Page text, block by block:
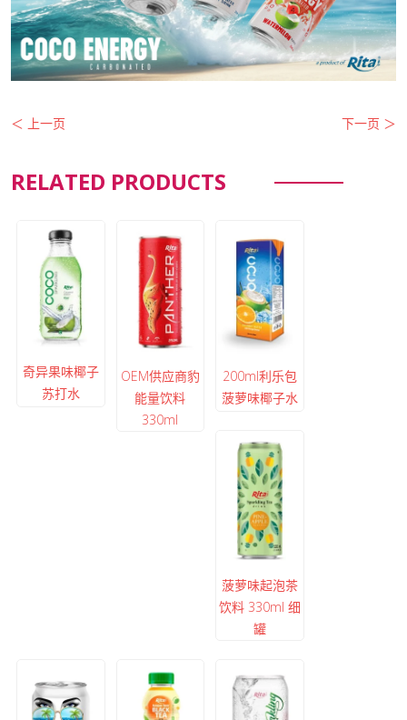
＜ 上一页 下一页 ＞
RELATED PRODUCTS
奇异果味椰子
苏打水
OEM供应商豹
能量饮料
330ml
200ml利乐包
菠萝味椰子水
菠萝味起泡茶
饮料 330ml 细
罐